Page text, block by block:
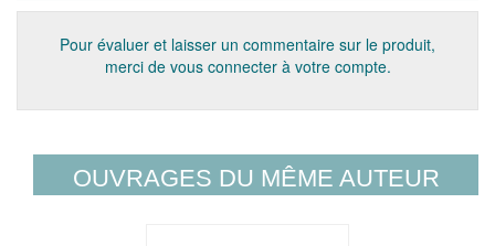
Pour évaluer et laisser un commentaire sur le produit,
merci de vous connecter à votre compte.
OUVRAGES DU MÊME AUTEUR